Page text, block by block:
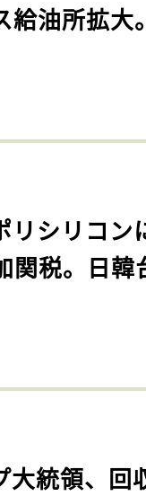
給油所拡大
リシリコン
関税。日韓
大統領、回